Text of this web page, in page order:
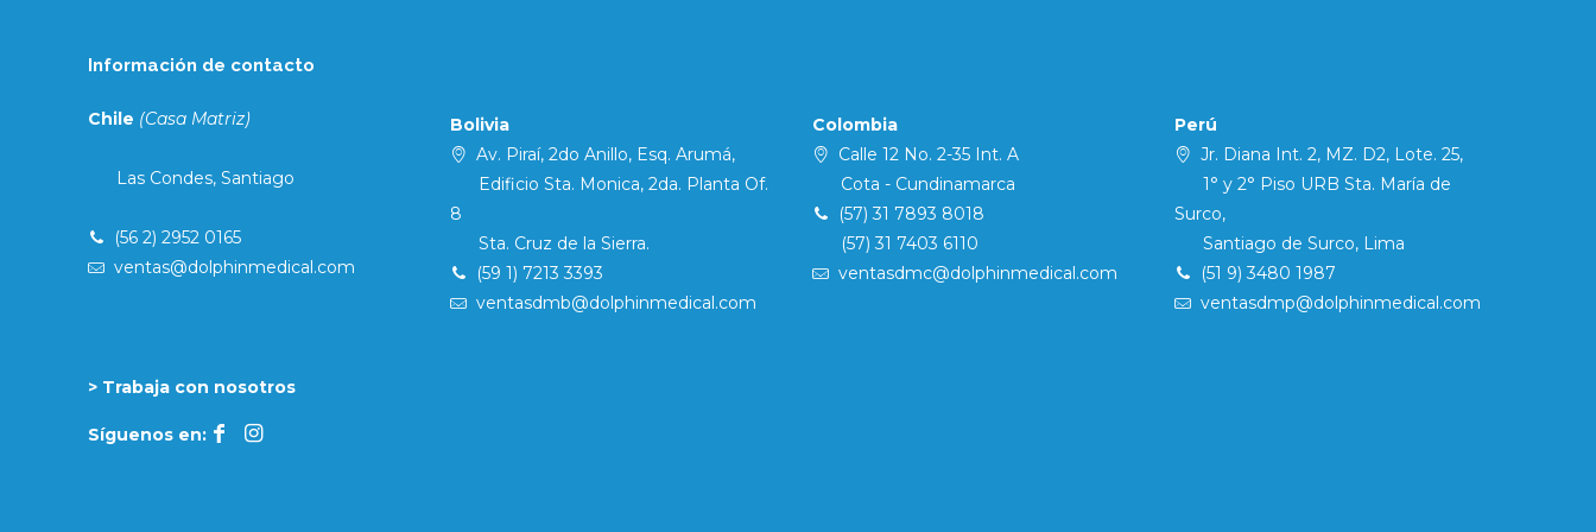
Información de contacto
Chile (Casa Matriz)
Las Condes, Santiago
(56 2) 2952 0165
ventas@dolphinmedical.com
> Trabaja con nosotros
Síguenos en:
Bolivia
Av. Piraí, 2do Anillo, Esq. Arumá,
Edificio Sta. Monica, 2da. Planta Of.
8
Sta. Cruz de la Sierra.
(59 1) 7213 3393
ventasdmb@dolphinmedical.com
Colombia
Calle 12 No. 2-35 Int. A
Cota - Cundinamarca
(57) 31 7893 8018
(57) 31 7403 6110
ventasdmc@dolphinmedical.com
Perú
Jr. Diana Int. 2, MZ. D2, Lote. 25,
1° y 2° Piso URB Sta. María de
Surco,
Santiago de Surco, Lima
(51 9) 3480 1987
ventasdmp@dolphinmedical.com